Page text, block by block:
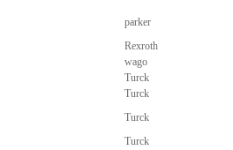
parker
Rexroth
wago
Turck
Turck
Turck
Turck